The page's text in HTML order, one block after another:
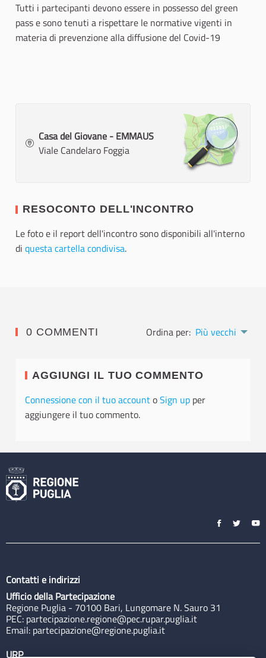
Tutti i partecipanti devono essere in possesso del green
pass e sono tenuti a rispettare le normative vigenti in
materia di prevenzione alla diffusione del Covid-19
Casa del Giovane - EMMAUS
Viale Candelaro Foggia
RESOCONTO DELL'INCONTRO
Le foto e il report dell'incontro sono disponibili all'interno
di questa cartella condivisa.
0 COMMENTI Ordina per: Più vecchi
AGGIUNGI IL TUO COMMENTO
Connessione con il tuo accountoSign up per
aggiungere il tuo commento.
Contatti e indirizzi
Ufficio della Partecipazione
Regione Puglia - 70100 Bari, Lungomare N. Sauro 31
PEC: partecipazione.regione@pec.rupar.puglia.it
Email: partecipazione@regione.puglia.it
URP